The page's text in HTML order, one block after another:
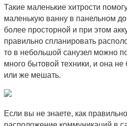
Такие маленькие хитрости
маленькую ванну в панельном
более просторной и при этом
правильно спланировать
то в небольшой санузел можно
много бытовой техники, и она не
или же мешать.
Если вы не знаете, как